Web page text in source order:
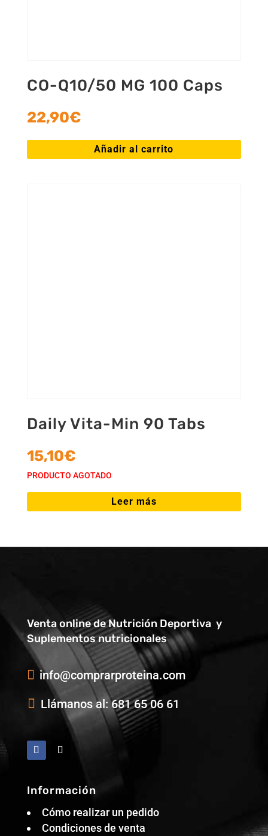
CO-Q10/50 MG 100 Caps
22,90€
Añadir al carrito
Daily Vita-Min 90 Tabs
15,10€
PRODUCTO AGOTADO
Leer más
Venta online de Nutrición Deportiva y
Suplementos nutricionales
 info@comprarproteina.com
 Llámanos al: 681 65 06 61
Información
Cómo realizar un pedido
Condiciones de venta